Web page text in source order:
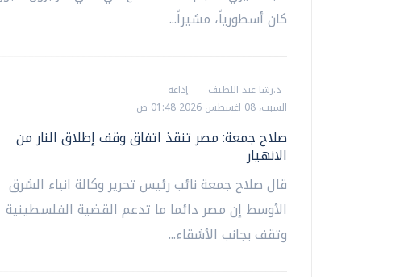
كان أسطورياً، مشيراً...
د.رشا عبد اللطيف
إذاعة
السبت، 08 اغسطس 2026 01:48 ص
صلاح جمعة: مصر تنقذ اتفاق وقف إطلاق النار من
الانهيار
قال صلاح جمعة نائب رئيس تحرير وكالة انباء الشرق
الأوسط إن مصر دائما ما تدعم القضية الفلسطينية
وتقف بجانب الأشقاء...